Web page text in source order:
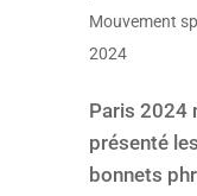
Mouvement
2024
Paris 2024
présenté
bonnets